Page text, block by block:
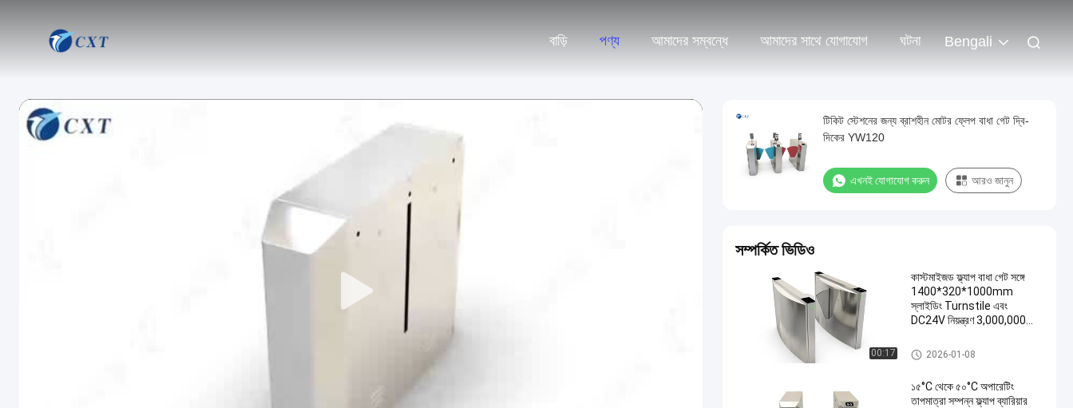
বাড়ি পণ্য আমাদের সম্বন্ধে আমাদের সাথে যোগাযোগ ঘটনা Bengali
টিকিট স্টেশনের জন্য ব্রাশহীন মোটর ফ্লেপ বাধা গেট দ্বি-
দিকের YW120
এখনই যোগাযোগ করুন আরও জানুন
সম্পর্কিত ভিডিও
00:17
কাস্টমাইজড ফ্ল্যাপ বাধা গেট সঙ্গে
1400*320*1000mm
স্লাইডিং Turnstile এবং
DC24V নিয়ন্ত্রণ 3,000,000
ফ্ল্যাপ ব্যারিয়ার গেট
2026-01-08
১৫°C থেকে ৫০°C অপারেটিং
তাপমাত্রা সম্পন্ন ফ্ল্যাপ ব্যারিয়ার